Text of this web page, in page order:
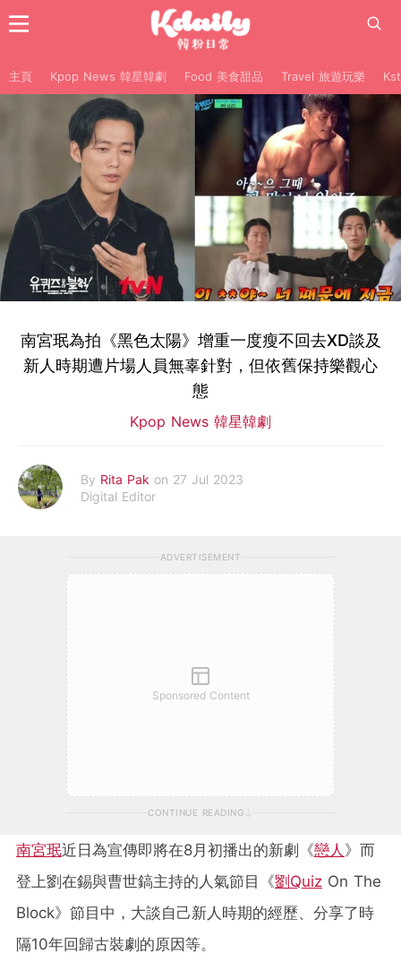
主頁 Kpop News 韓星韓劇 Food 美食甜品 Travel 旅遊玩樂
南宮珉為拍《黑色太陽》增重一度瘦不回去XD談及
新人時期遭片場人員無辜針對，但依舊保持樂觀心
態
Kpop News 韓星韓劇
By Rita Pak on 27 Jul 2023
Digital Editor
ADVERTISEMENT
Sponsored Content
CONTINUE READING
南宮珉近日為宣傳即將在8月初播出的新劇《戀人 》而
登上劉在錫與曹世鎬主持的人氣節目《劉Quiz On The
Block》節目中，大談自己新人時期的經歷、分享了時
隔10年回歸古裝劇的原因等。